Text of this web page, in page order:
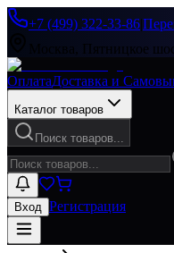
+7 (499) 322-33-86|
Москва, Пятницкое
ОплатаДоставка и
Каталог товаров
Поиск товаров...
Вход Регистрация